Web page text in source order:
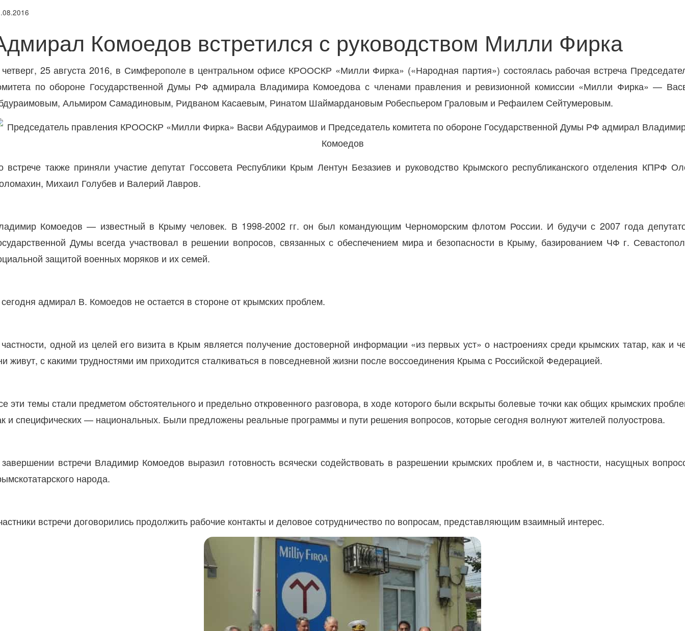
Комоедов встретился с руководством Милли Фирка
25 августа 2016, в Симферополе в центральном офисе КРООСКР «Милли Фирка» («Народная партия») состоялась рабочая встреча
по обороне Государственной Думы РФ адмирала Владимира Комоедова с членами правления и ревизионной комиссии «Милли Фирка» —
Альмиром Самадиновым, Ридваном Касаевым, Ринатом Шаймардановым Робеспьером Граловым и Рефаилем Сейтумеровым.
встрече также приняли участие депутат Госсовета Республики Крым Лентун Безазиев и руководство Крымского республиканского отделения КПРФ
Михаил Голубев и Валерий Лавров.
Комоедов — известный в Крыму человек. В 1998-2002 гг. он был командующим Черноморским флотом России. И будучи с 2007 года
Думы всегда участвовал в решении вопросов, связанных с обеспечением мира и безопасности в Крыму, базированием ЧФ г.
защитой военных моряков и их семей.
адмирал В. Комоедов не остается в стороне от крымских проблем.
одной из целей его визита в Крым является получение достоверной информации «из первых уст» о настроениях среди крымских татар, как и
живут, с какими трудностями им приходится сталкиваться в повседневной жизни после воссоединения Крыма с Российской Федерацией.
эти темы стали предметом обстоятельного и предельно откровенного разговора, в ходе которого были вскрыты болевые точки как общих крымских
и специфических — национальных. Были предложены реальные программы и пути решения вопросов, которые сегодня волнуют жителей полуострова.
встречи Владимир Комоедов выразил готовность всячески содействовать в разрешении крымских проблем и, в частности, насущных
народа.
встречи договорились продолжить рабочие контакты и деловое сотрудничество по вопросам, представляющим взаимный интерес.